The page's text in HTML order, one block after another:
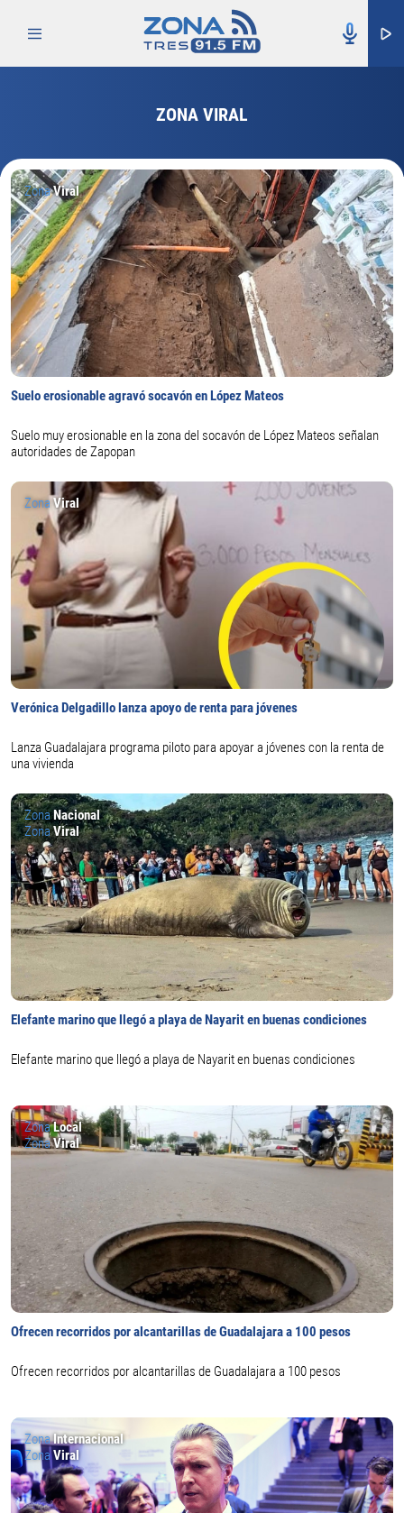
ZONA VIRAL
ZonaViral
Suelo erosionable agravó socavón en López Mateos
Suelo muy erosionable en la zona del socavón de López Mateos señalan
autoridades de Zapopan
ZonaViral
Verónica Delgadillo lanza apoyo de renta para jóvenes
Lanza Guadalajara programa piloto para apoyar a jóvenes con la renta de
una vivienda
ZonaNacional
ZonaViral
Elefante marino que llegó a playa de Nayarit en buenas condiciones
Elefante marino que llegó a playa de Nayarit en buenas condiciones
ZonaLocal
ZonaViral
Ofrecen recorridos por alcantarillas de Guadalajara a 100 pesos
Ofrecen recorridos por alcantarillas de Guadalajara a 100 pesos
ZonaInternacional
ZonaViral